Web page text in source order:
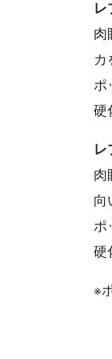
レ
肉
カ
ポ
硬
レ
肉
向
ポ
硬
※